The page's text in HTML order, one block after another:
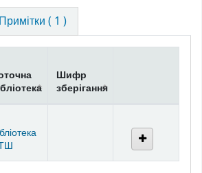
Примітки ( 1 )
Шифр
зберігання